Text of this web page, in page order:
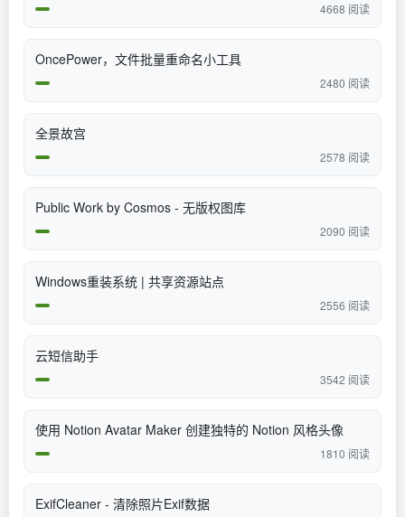
4668 阅读
OncePower，文件批量重命名小工具
2480 阅读
全景故宫
2578 阅读
Public Work by Cosmos - 无版权图库
2090 阅读
Windows重装系统 | 共享资源站点
2556 阅读
云短信助手
3542 阅读
使用 Notion Avatar Maker 创建独特的 Notion 风格头像
1810 阅读
ExifCleaner - 清除照片Exif数据